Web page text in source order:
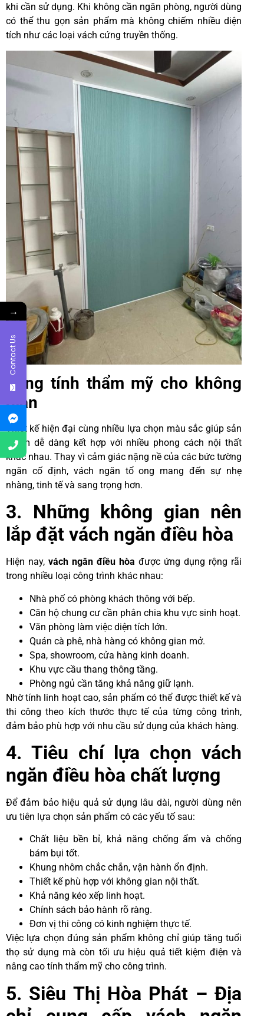
khi cần sử dụng. Khi không cần ngăn phòng, người dùng
có thể thu gọn sản phẩm mà không chiếm nhiều diện
tích như các loại vách cứng truyền thống.
Tăng tính thẩm mỹ cho không
gian
Thiết kế hiện đại cùng nhiều lựa chọn màu sắc giúp sản
phẩm dễ dàng kết hợp với nhiều phong cách nội thất
khác nhau. Thay vì cảm giác nặng nề của các bức tường
ngăn cố định, vách ngăn tổ ong mang đến sự nhẹ
nhàng, tinh tế và sang trọng hơn.
3. Những không gian nên
lắp đặt vách ngăn điều hòa
Hiện nay, vách ngăn điều hòa được ứng dụng rộng rãi
trong nhiều loại công trình khác nhau:
Nhà phố có phòng khách thông với bếp.
Căn hộ chung cư cần phân chia khu vực sinh hoạt.
Văn phòng làm việc diện tích lớn.
Quán cà phê, nhà hàng có không gian mở.
Spa, showroom, cửa hàng kinh doanh.
Khu vực cầu thang thông tầng.
Phòng ngủ cần tăng khả năng giữ lạnh.
Nhờ tính linh hoạt cao, sản phẩm có thể được thiết kế và
thi công theo kích thước thực tế của từng công trình,
đảm bảo phù hợp với nhu cầu sử dụng của khách hàng.
4. Tiêu chí lựa chọn vách
ngăn điều hòa chất lượng
Để đảm bảo hiệu quả sử dụng lâu dài, người dùng nên
ưu tiên lựa chọn sản phẩm có các yếu tố sau:
Chất liệu bền bỉ, khả năng chống ẩm và chống
bám bụi tốt.
Khung nhôm chắc chắn, vận hành ổn định.
Thiết kế phù hợp với không gian nội thất.
Khả năng kéo xếp linh hoạt.
Chính sách bảo hành rõ ràng.
Đơn vị thi công có kinh nghiệm thực tế.
Việc lựa chọn đúng sản phẩm không chỉ giúp tăng tuổi
thọ sử dụng mà còn tối ưu hiệu quả tiết kiệm điện và
nâng cao tính thẩm mỹ cho công trình.
5. Siêu Thị Hòa Phát – Địa
→
Contact Us